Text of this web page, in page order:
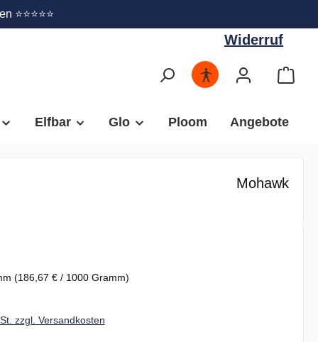
Widerruf
Elfbar Glo Ploom Angebote
Mohawk
(186,67 € / 1000 Gramm)
zzgl. Versandkosten